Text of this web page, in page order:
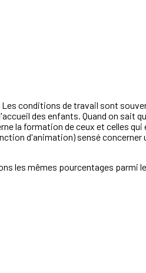
conditions de travail sont
des enfants. Quand on sait
la formation de ceux et celles qui
d'animation) sensé
les mêmes pourcentages parmi